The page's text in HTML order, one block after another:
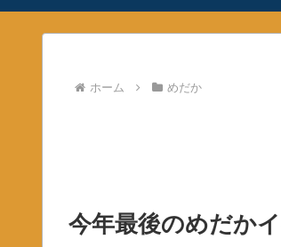
ホーム めだか
今年最後のめだか